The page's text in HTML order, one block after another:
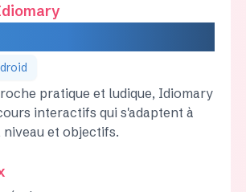
pratique et ludique, Idiomary
interactifs qui s'adaptent à
et objectifs.